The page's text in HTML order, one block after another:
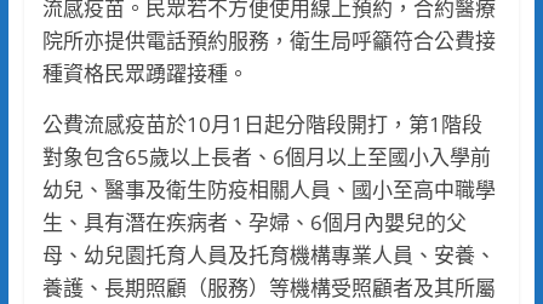
流感疫苗。民眾若不方便使用線上預約，合約醫療
院所亦提供電話預約服務，衛生局呼籲符合公費接
種資格民眾踴躍接種。
公費流感疫苗於10月1日起分階段開打，第1階段
對象包含65歲以上長者、6個月以上至國小入學前
幼兒、醫事及衛生防疫相關人員、國小至高中職學
生、具有潛在疾病者、孕婦、6個月內嬰兒的父
母、幼兒園托育人員及托育機構專業人員、安養、
養護、長期照顧（服務）等機構受照顧者及其所屬